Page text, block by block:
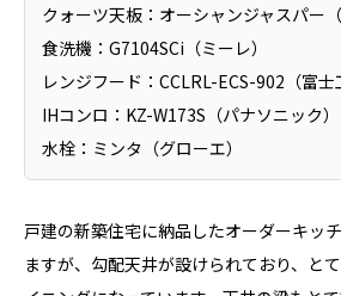
クォーツ天板：オーシャンジャスパー（
食洗機：G7104SCi（ミーレ）
レンジフード：CCLRL-ECS-902（富士
IHコンロ：KZ-W173S（パナソニック）
水栓：ミンタ（グローエ）
戸建の新築住宅に納品したオーダーキッ
ますが、勾配天井が設けられており、と